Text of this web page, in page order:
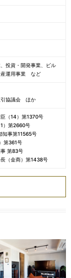
投資・開発事業、ビル
産運用事業 など
引協議会 ほか
（14）第1370号
）第2660号
事第11565号
第361号
第83号
（金商）第1438号